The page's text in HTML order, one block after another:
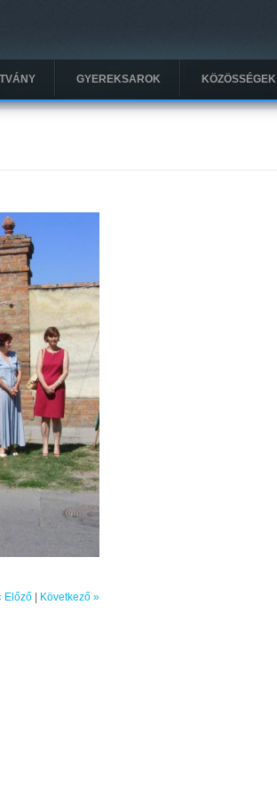
GYEREKSAROK KÖZÖSSÉGEK
Előző Következő »